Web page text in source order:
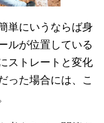
単にいうならば身
ルが位置している
ストレートと変化
った場合には、こ